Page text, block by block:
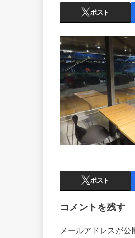
ポスト
ポスト
コメントを残す
メールアドレスが公